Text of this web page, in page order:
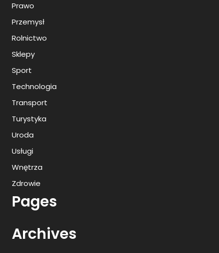
Prawo
Przemysł
Rolnictwo
Sklepy
Sport
Technologia
Transport
Turystyka
Uroda
Usługi
Wnętrza
Zdrowie
Pages
Archives